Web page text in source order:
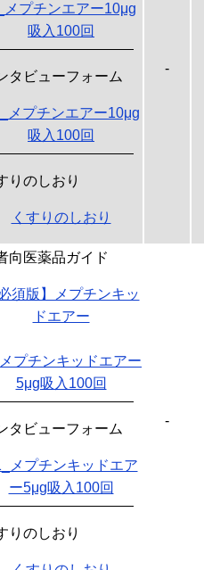
メプチンエアー10μg
吸入100回
タビューフォーム
メプチンエアー10μg
吸入100回
りのしおり
くすりのしおり
-
向医薬品ガイド
必須版】メプチンキッ
ドエアー
プチンキッドエアー
5μg吸入100回
タビューフォーム
メプチンキッドエア
ー5μg吸入100回
りのしおり
-